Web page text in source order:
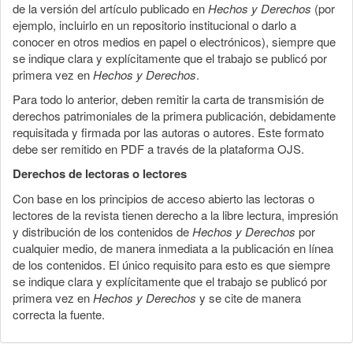
de la versión del artículo publicado enHechos y Derechos (por
ejemplo, incluirlo en un repositorio institucional o darlo a
conocer en otros medios en papel o electrónicos), siempre que
se indique clara y explícitamente que el trabajo se publicó por
primera vez enHechos y Derechos.
Para todo lo anterior, deben remitir la carta de transmisión de
derechos patrimoniales de la primera publicación, debidamente
requisitada y firmada por las autoras o autores. Este formato
debe ser remitido en PDF a través de la plataforma OJS.
Derechos de lectoras o lectores
Con base en los principios de acceso abierto las lectoras o
lectores de la revista tienen derecho a la libre lectura, impresión
y distribución de los contenidos deHechos y Derechos por
cualquier medio, de manera inmediata a la publicación en línea
de los contenidos. El único requisito para esto es que siempre
se indique clara y explícitamente que el trabajo se publicó por
primera vez enHechos y Derechos y se cite de manera
correcta la fuente.